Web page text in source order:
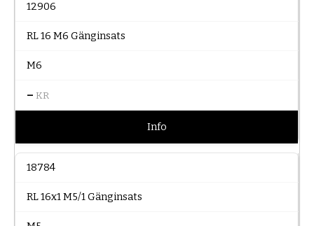
12906
RL 16 M6 Gänginsats
M6
– KR
Info
18784
RL 16x1 M5/1 Gänginsats